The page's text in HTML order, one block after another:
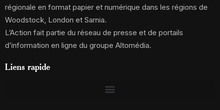
régionale en format papier et numérique dans les régions de
Woodstock, London et Sarnia.
L’Action fait partie du réseau de presse et de portails
d’information en ligne du groupe Altomédia.
Liens rapide